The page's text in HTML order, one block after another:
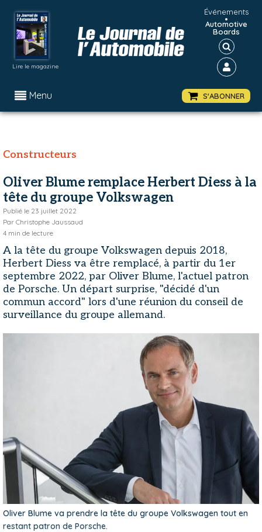
Lire le magazine
Événements
•
Automotive
Boards
Menu S'ABONNER
Constructeurs
Oliver Blume remplace Herbert Diess à la
tête du groupe Volkswagen
Publié le 23 juillet 2022
Par Christophe Jaussaud
4 min de lecture
A la tête du groupe Volkswagen depuis 2018,
Herbert Diess va être remplacé, à partir du 1er
septembre 2022, par Oliver Blume, l'actuel patron
de Porsche. Un départ surprise, "décidé d'un
commun accord" lors d'une réunion du conseil de
surveillance du groupe allemand.
Oliver Blume va prendre la tête du groupe Volkswagen tout en
restant patron de Porsche.